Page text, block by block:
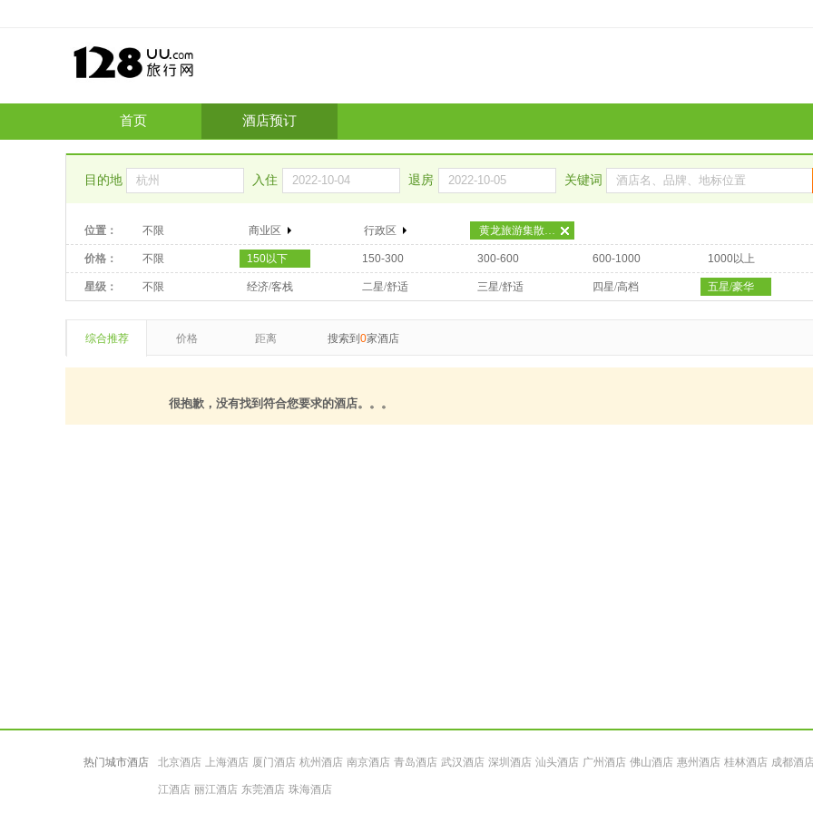
首页 酒店预订
目的地 入住 退房 关键词
位置： 不限 商业区 行政区 黄龙旅游集散中心（体育中心）
价格： 不限 150以下 150-300 300-600 600-1000 1000以上
星级： 不限 经济/客栈 二星/舒适 三星/舒适 四星/高档 五星/豪华
综合推荐 价格 距离 搜索到 0家酒店
很抱歉，没有找到符合您要求的酒店。。。
热门城市酒店 北京酒店 上海酒店 厦门酒店 杭州酒店 南京酒店 青岛酒店 武汉酒店 深圳酒店 汕头酒店 广州酒店 佛山酒店 惠州酒店 桂林酒店 成都酒
江酒店 丽江酒店 东莞酒店 珠海酒店